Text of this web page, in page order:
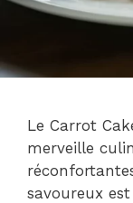
Le Carrot
merveille
savoureux